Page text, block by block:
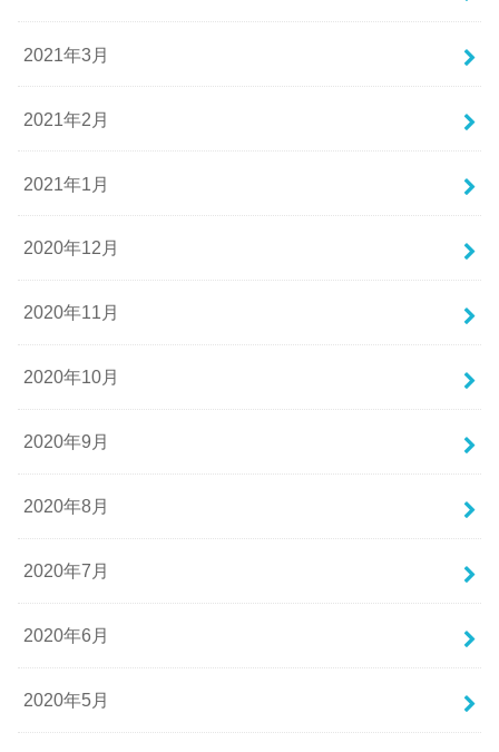
2021年3月
2021年2月
2021年1月
2020年12月
2020年11月
2020年10月
2020年9月
2020年8月
2020年7月
2020年6月
2020年5月